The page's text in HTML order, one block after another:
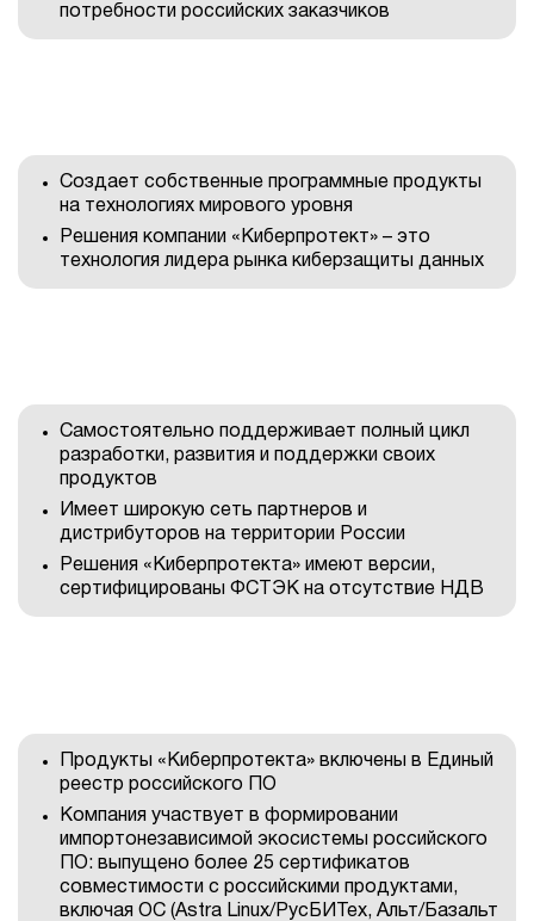
потребности российских заказчиков
Создает собственные программные продукты
на технологиях мирового уровня
Решения компании «Киберпротект» – это
технология лидера рынка киберзащиты данных
Самостоятельно поддерживает полный цикл
разработки, развития и поддержки своих
продуктов
Имеет широкую сеть партнеров и
дистрибуторов на территории России
Решения «Киберпротекта» имеют версии,
сертифицированы ФСТЭК на отсутствие НДВ
Продукты «Киберпротекта» включены в Единый
реестр российского ПО
Компания участвует в формировании
импортонезависимой экосистемы российского
ПО: выпущено более 25 сертификатов
совместимости с российскими продуктами,
включая ОС (Astra Linux/РусБИТех, Альт/Базальт